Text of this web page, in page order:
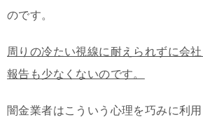
のです。
周りの冷たい視線に耐えられずに会
報告も少なくないのです。
闇金業者はこういう心理を巧みに利用